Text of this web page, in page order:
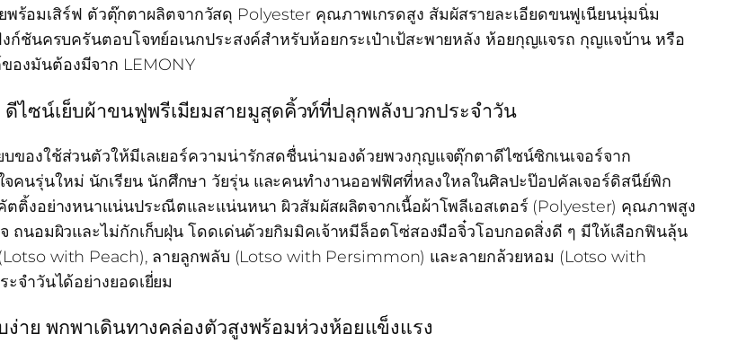
ร้อมเสิร์ฟ ตัวตุ๊กตาผลิตจากวัสดุ Polyester คุณภาพเกรดสูง สัมผัสรายละเอียดขนฟูเนียนนุ่มนิ่ม
ชันครบครันตอบโจทย์อเนกประสงค์สำหรับห้อยกระเป๋าเป้สะพายหลัง ห้อยกุญแจรถ กุญแจบ้าน หรือ
องมันต้องมีจาก LEMONY
ซน์เย็บผ้าขนฟูพรีเมียมสายมูสุดคิ้วท์ที่ปลุกพลังบวกประจำวัน
องใช้ส่วนตัวให้มีเลเยอร์ความน่ารักสดชื่นน่ามองด้วยพวงกุญแจตุ๊กตาดีไซน์ซิกเนเจอร์จาก
คนรุ่นใหม่ นักเรียน นักศึกษา วัยรุ่น และคนทำงานออฟฟิศที่หลงใหลในศิลปะป๊อปคัลเจอร์ดิสนีย์พิก
ติ้งอย่างหนาแน่นประณีตและแน่นหนา ผิวสัมผัสผลิตจากเนื้อผ้าโพลีเอสเตอร์ (Polyester) คุณภาพสูง
นอมผิวและไม่กักเก็บฝุ่น โดดเด่นด้วยกิมมิคเจ้าหมีล็อตโซ่สองมือจิ๋วโอบกอดสิ่งดี ๆ มีให้เลือกฟินลุ้น
with Peach), ลายลูกพลับ (Lotso with Persimmon) และลายกล้วยหอม (Lotso with
จำวันได้อย่างยอดเยี่ยม
าย พกพาเดินทางคล่องตัวสูงพร้อมห่วงห้อยแข็งแรง